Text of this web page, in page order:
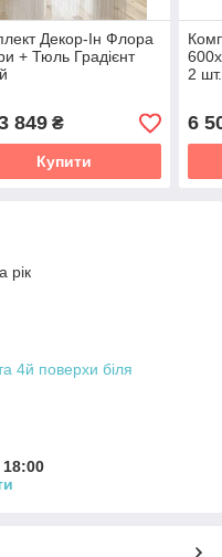
Декор-Ін Флора
+ Тюль Градієнт
849₴
Купити
2
6
рік
4й поверхи біля